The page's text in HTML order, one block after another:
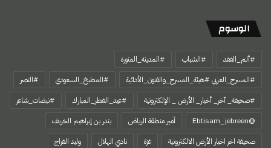
الوسوم
#ألم_الفقد #الشباب
#المدينة_المنورة
#المسرح_العربي #هيئة_المسرح_والفنون_الأدائية
#المطبخ_السعودي
#النصر
#صحيفة_ آخر_ أخبار_ الأرض _ الإلكترونية
#عيد_الفطر_المبارك
#نبضات_شاعر
@Ebtisam_jebreen
أمير منطقة الرياض
بندر بن إبراهيم الخريف
صحيفة اخر اخبار الأرض الالكترونية
غزة نادي الهلال
وليد الفراج